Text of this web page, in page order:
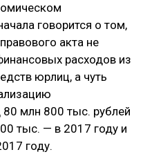
говорится о том,
акта не
расходов из
юрлиц, а чуть
млн 800 тыс. рублей
тыс. — в 2017 году и
году.